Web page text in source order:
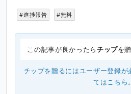
#進捗報告 #無料
この記事が良かったらチップを
チップを贈るにはユーザー登録
ては こちら 。